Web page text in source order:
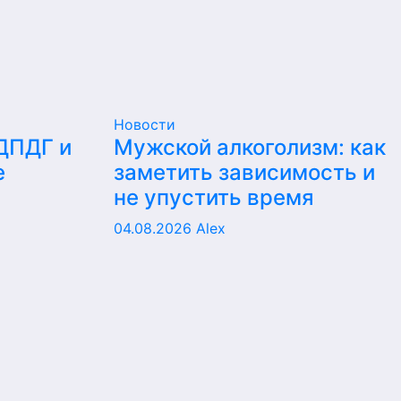
и
Новости
Мужской алкоголизм: как
заметить зависимость и
не упустить время
04.08.2026 Alex